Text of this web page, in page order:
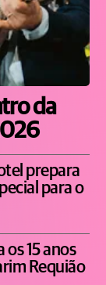
da
prepara
para o
os 15 anos
Requião